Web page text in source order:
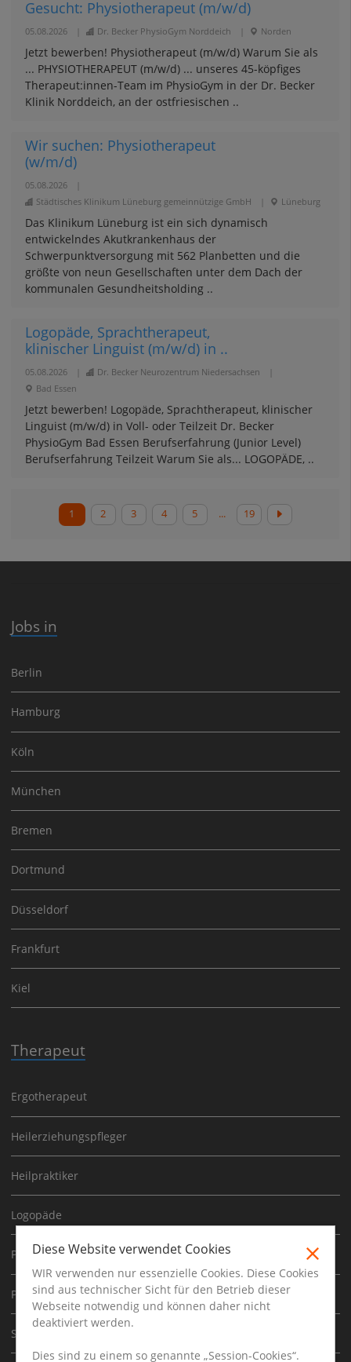
Gesucht: Physiotherapeut (m/w/d)
05.08.2026 Dr. Becker PhysioGym Norddeich Norden
Jetzt bewerben! Physiotherapeut (m/w/d) Warum Sie als
... PHYSIOTHERAPEUT (m/w/d) ... unseres 45-köpfiges
Therapeut:innen-Team im PhysioGym in der Dr. Becker
Klinik Norddeich, an der ostfriesischen ..
Wir suchen: Physiotherapeut
(w/m/d)
05.08.2026
Städtisches Klinikum Lüneburg gemeinnützige GmbH
Lüneburg
Das Klinikum Lüneburg ist ein sich dynamisch
entwickelndes Akutkrankenhaus der
Schwerpunktversorgung mit 562 Planbetten und die
größte von neun Gesellschaften unter dem Dach der
kommunalen Gesundheitsholding ..
Logopäde, Sprachtherapeut,
klinischer Linguist (m/w/d) in ..
05.08.2026 Dr. Becker Neurozentrum Niedersachsen
Bad Essen
Jetzt bewerben! Logopäde, Sprachtherapeut, klinischer
Linguist (m/w/d) in Voll- oder Teilzeit Dr. Becker
PhysioGym Bad Essen Berufserfahrung (Junior Level)
Berufserfahrung Teilzeit Warum Sie als... LOGOPÄDE, ..
1 2 3 4 5 ... 19
Jobs in
Berlin
Hamburg
Köln
München
Bremen
Dortmund
Düsseldorf
Frankfurt
Kiel
Therapeut
Ergotherapeut
Heilerziehungspfleger
Heilpraktiker
Logopäde
Physiotherapeut
Psychoherapeut
Sporttherapeut
Diese Website verwendet Cookies
WIR verwenden nur essenzielle Cookies. Diese Cookies
sind aus technischer Sicht für den Betrieb dieser
Webseite notwendig und können daher nicht
deaktiviert werden.
Dies sind zu einem so genannte „Session-Cookies“.